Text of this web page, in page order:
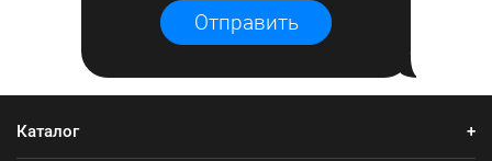
Отправить
Каталог